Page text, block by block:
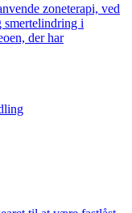
zoneterapi, ved
smertelindring i
der har